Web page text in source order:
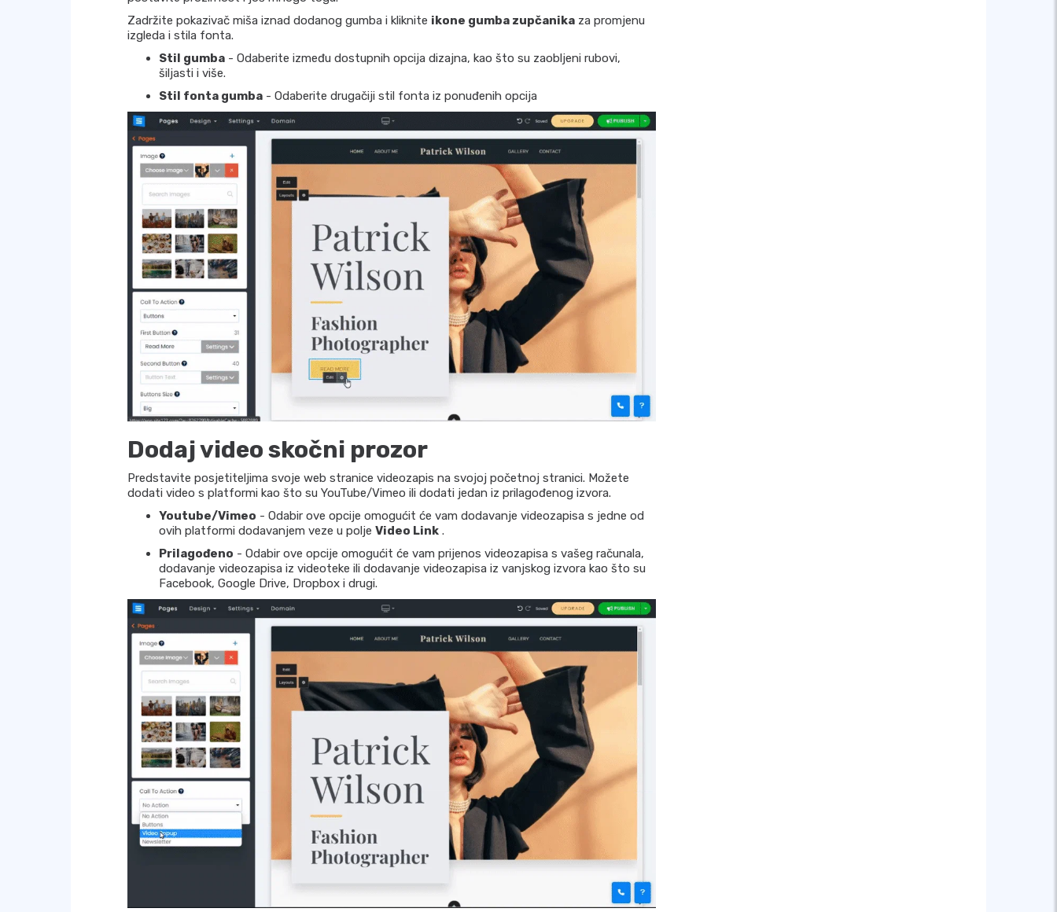
Zadržite pokazivač miša iznad dodanog gumba i kliknite ikone gumba zupčanika za promjenu
izgleda i stila fonta.
Stil gumba - Odaberite između dostupnih opcija dizajna, kao što su zaobljeni rubovi,
šiljasti i više.
Stil fonta gumba - Odaberite drugačiji stil fonta iz ponuđenih opcija
Dodaj video skočni prozor
Predstavite posjetiteljima svoje web stranice videozapis na svojoj početnoj stranici. Možete
dodati video s platformi kao što su YouTube/Vimeo ili dodati jedan iz prilagođenog izvora.
Youtube/Vimeo - Odabir ove opcije omogućit će vam dodavanje videozapisa s jedne od
ovih platformi dodavanjem veze u polje Video Link .
Prilagođeno - Odabir ove opcije omogućit će vam prijenos videozapisa s vašeg računala,
dodavanje videozapisa iz videoteke ili dodavanje videozapisa iz vanjskog izvora kao što su
Facebook, Google Drive, Dropbox i drugi.